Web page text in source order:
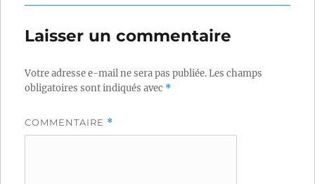
Laisser un commentaire
Votre adresse e-mail ne sera pas publiée.Les champs
obligatoires sont indiqués avec *
COMMENTAIRE *